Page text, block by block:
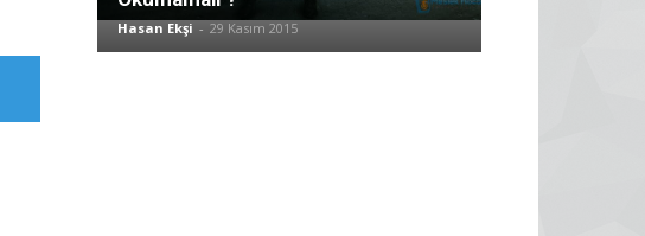
Hasan Ekşi - 29 Kasım 2015